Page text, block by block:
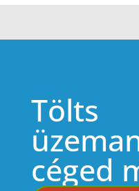
Tölts
céged